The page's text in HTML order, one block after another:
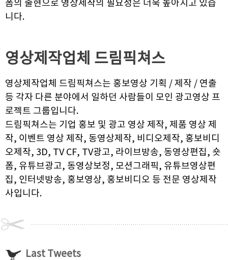
폼의 출현으로 영상제작의 필요성은 더욱 높아지고 있습
니다.
영상제작업체 드림픽쳐스
영상제작업체 드림픽쳐스는 홍보영상 기획 / 제작 / 연출
등 각자 다른 분야에서 일하던 사람들이 모인 광고영상 프
로젝트 그룹입니다.
드림픽쳐스는 기업 홍보 및 광고 영상 제작, 제품 영상 제
작, 이벤트 영상 제작, 동영상제작, 비디오제작, 홍보비디
오제작, 3D, TV CF, TV광고, 라이브방송, 동영상편집, 숏
폼, 유튜브광고, 동영상보정, 모션그래픽, 유튜브영상편
집, 인터넷방송, 홍보영상, 홍보비디오 등 전문 영상제작
사입니다.
Last Tweets